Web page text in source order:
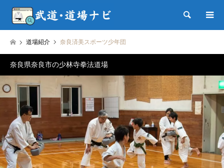
検索
道場紹介 奈良済美スポーツ少年団
奈良県奈良市の少林寺拳法道場